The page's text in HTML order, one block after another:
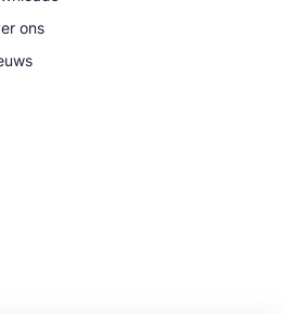
ons